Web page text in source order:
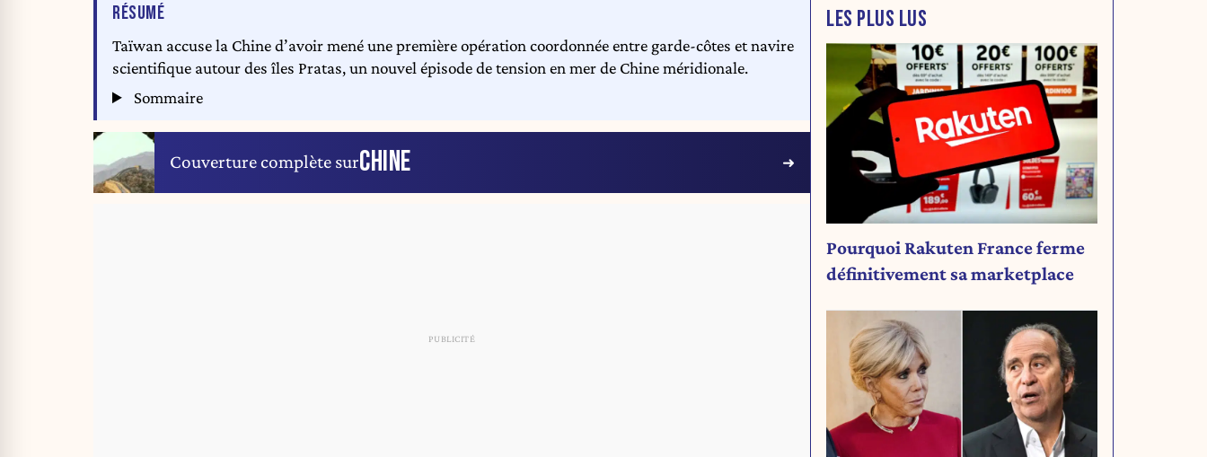
RÉSUMÉDE L'ARTICLE
Taïwan accuse la Chine d’avoir mené une première opération coordonnée entre garde-côtes et navire
scientifique autour des îles Pratas, un nouvel épisode de tension en mer de Chine méridionale.
Sommaire
Couverture complète surCHINE
LES PLUS LUS
Pourquoi Rakuten France ferme
définitivement sa marketplace